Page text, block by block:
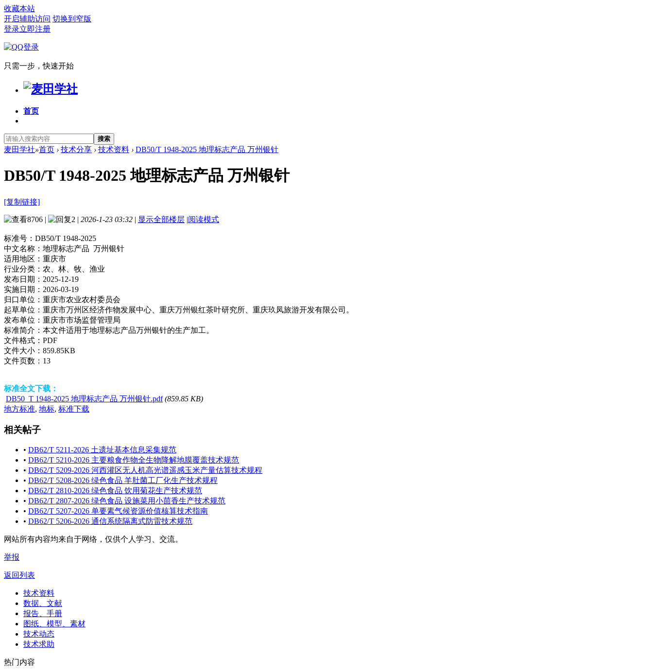
收藏本站
开启辅助访问 切换到窄版
登录立即注册
只需一步，快速开始
首页
搜索
麦田学社»首页 › 技术分享 › 技术资料 › DB50/T 1948-2025 地理标志产品 万州银针
DB50/T 1948-2025 地理标志产品 万州银针
[复制链接]
8706 | 2 | 2026-1-23 03:32 | 显示全部楼层 |阅读模式
标准号： DB50/T 1948-2025
中文名称： 地理标志产品 万州银针
适用地区： 重庆市
行业分类： 农、林、牧、渔业
发布日期： 2025-12-19
实施日期： 2026-03-19
归口单位： 重庆市农业农村委员会
起草单位： 重庆市万州区经济作物发展中心、重庆万州银红茶叶研究所、重庆玖凤旅游开发有限公司。
发布单位： 重庆市市场监督管理局
标准简介： 本文件适用于地理标志产品万州银针的生产加工。
文件格式： PDF
文件大小： 859.85KB
文件页数： 13
标准全文下载：
DB50_T 1948-2025 地理标志产品 万州银针.pdf (859.85 KB)
地方标准, 地标, 标准下载
相关帖子
• DB62/T 5211-2026 土遗址基本信息采集规范
• DB62/T 5210-2026 主要粮食作物全生物降解地膜覆盖技术规范
• DB62/T 5209-2026 河西灌区无人机高光谱遥感玉米产量估算技术规程
• DB62/T 5208-2026 绿色食品 羊肚菌工厂化生产技术规程
• DB62/T 2810-2026 绿色食品 饮用菊花生产技术规范
• DB62/T 2807-2026 绿色食品 设施菜用小茴香生产技术规范
• DB62/T 5207-2026 单要素气候资源价值核算技术指南
• DB62/T 5206-2026 通信系统隔离式防雷技术规范
网站所有内容均来自于网络，仅供个人学习、交流。
举报
返回列表
技术资料
数据、文献
报告、手册
图纸、模型、素材
技术动态
技术求助
热门内容